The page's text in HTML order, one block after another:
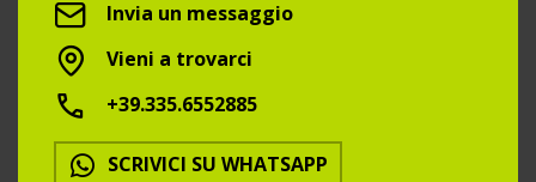
Invia un messaggio
Vieni a trovarci
+39.335.6552885
SCRIVICI SU WHATSAPP